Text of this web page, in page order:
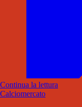
Continua la lettura
Calciomercato